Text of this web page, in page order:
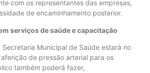
com os representantes das empresas,
de encaminhamento posterior.
serviços de saúde e capacitação
Secretaria Municipal de Saúde estará no
de pressão arterial para os
também poderá fazer,